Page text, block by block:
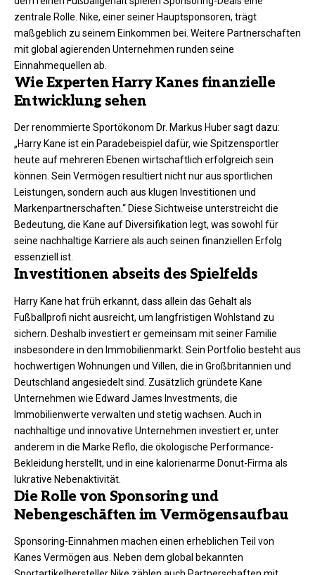
zentrale Rolle. Nike, einer seiner Hauptsponsoren, trägt
maßgeblich zu seinem Einkommen bei. Weitere Partnerschaften
mit global agierenden Unternehmen runden seine
Einnahmequellen ab.
Wie Experten Harry Kanes finanzielle
Entwicklung sehen
Der renommierte Sportökonom Dr. Markus Huber sagt dazu:
„Harry Kane ist ein Paradebeispiel dafür, wie Spitzensportler
heute auf mehreren Ebenen wirtschaftlich erfolgreich sein
können. Sein Vermögen resultiert nicht nur aus sportlichen
Leistungen, sondern auch aus klugen Investitionen und
Markenpartnerschaften.“ Diese Sichtweise unterstreicht die
Bedeutung, die Kane auf Diversifikation legt, was sowohl für
seine nachhaltige Karriere als auch seinen finanziellen Erfolg
essenziell ist.
Investitionen abseits des Spielfelds
Harry Kane hat früh erkannt, dass allein das Gehalt als
Fußballprofi nicht ausreicht, um langfristigen Wohlstand zu
sichern. Deshalb investiert er gemeinsam mit seiner Familie
insbesondere in den Immobilienmarkt. Sein Portfolio besteht aus
hochwertigen Wohnungen und Villen, die in Großbritannien und
Deutschland angesiedelt sind. Zusätzlich gründete Kane
Unternehmen wie Edward James Investments, die
Immobilienwerte verwalten und stetig wachsen. Auch in
nachhaltige und innovative Unternehmen investiert er, unter
anderem in die Marke Reflo, die ökologische Performance-
Bekleidung herstellt, und in eine kalorienarme Donut-Firma als
lukrative Nebenaktivität.
Die Rolle von Sponsoring und
Nebengeschäften im Vermögensaufbau
Sponsoring-Einnahmen machen einen erheblichen Teil von
Kanes Vermögen aus. Neben dem global bekannten